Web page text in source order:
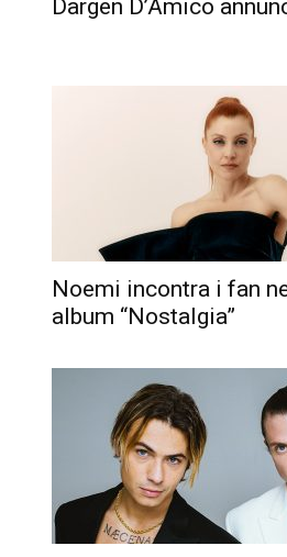
Dargen D’Amico
Noemi incontra i fan
album “Nostalgia”